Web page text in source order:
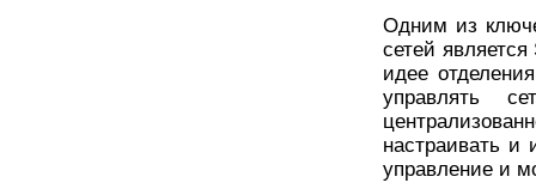
Одним из
сетей
идее
управлять
настраивать и
управление и